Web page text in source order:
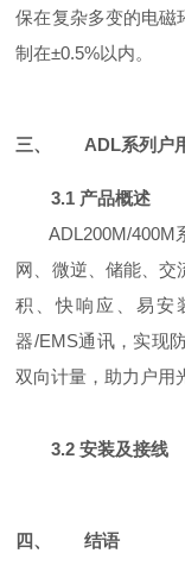
保在复杂多变的电磁
制在±0.5%以内。
三、 ADL系列户
3.1 产品概述
ADL200M/400M
网、微逆、储能、交
积、快响应、易安
器/EMS通讯，实现
双向计量，助力户用
3.2 安装及接线
四、 结语